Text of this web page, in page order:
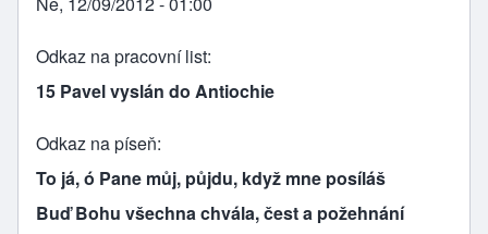
Odkaz na pracovní list
15 Pavel vyslán do Antiochie
Odkaz na píseň
To já, ó Pane můj, půjdu, když mne posíláš
Buď Bohu všechna chvála, čest a požehnání